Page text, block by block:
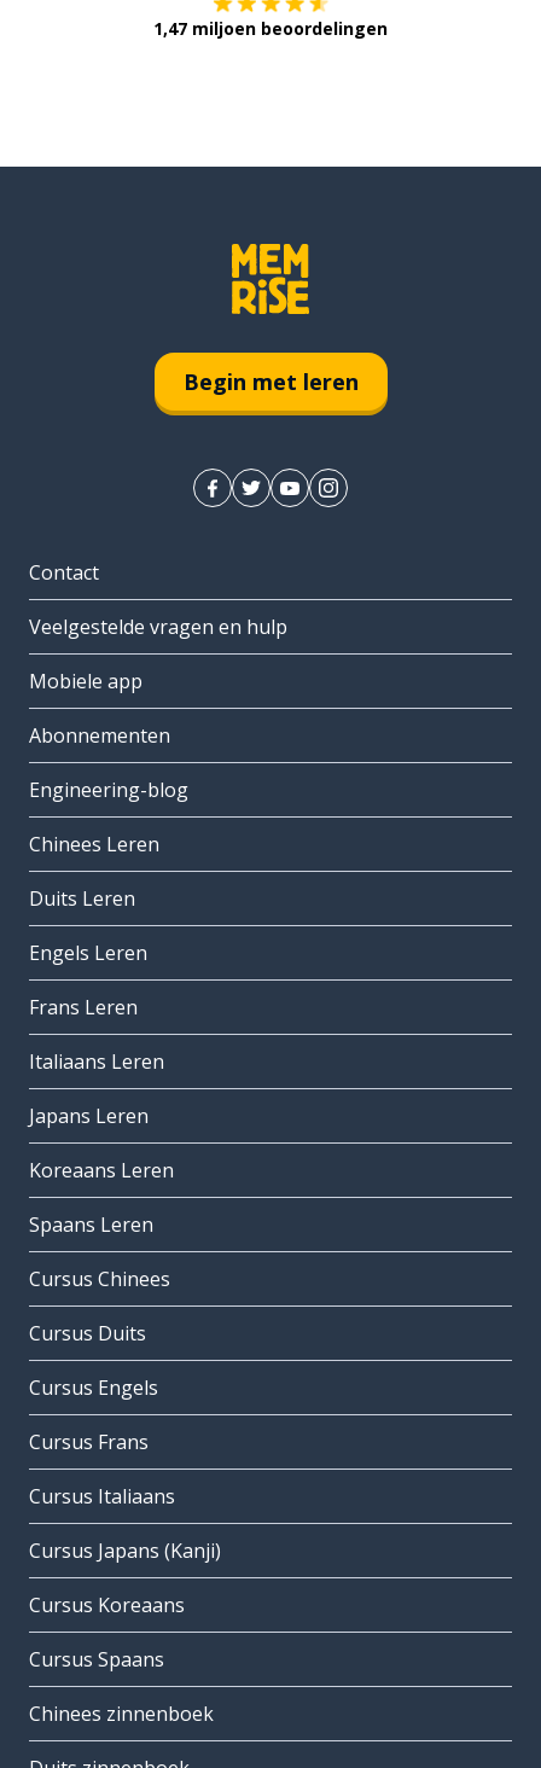
1,47 miljoen beoordelingen
Begin met leren
Contact
Veelgestelde vragen en hulp
Mobiele app
Abonnementen
Engineering-blog
Chinees Leren
Duits Leren
Engels Leren
Frans Leren
Italiaans Leren
Japans Leren
Koreaans Leren
Spaans Leren
Cursus Chinees
Cursus Duits
Cursus Engels
Cursus Frans
Cursus Italiaans
Cursus Japans (Kanji)
Cursus Koreaans
Cursus Spaans
Chinees zinnenboek